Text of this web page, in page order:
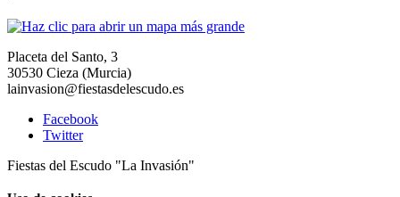
Placeta del Santo, 3
30530 Cieza (Murcia)
lainvasion@fiestasdelescudo.es
Facebook
Twitter
Fiestas del Escudo "La Invasión"